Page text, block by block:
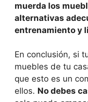
muerda los
alternativas
entrenamiento y
En conclusión, si
muebles de tu
que esto es un
ellos. No debes